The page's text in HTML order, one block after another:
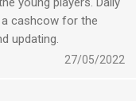
cashcow for the
updating.
27/05/2022